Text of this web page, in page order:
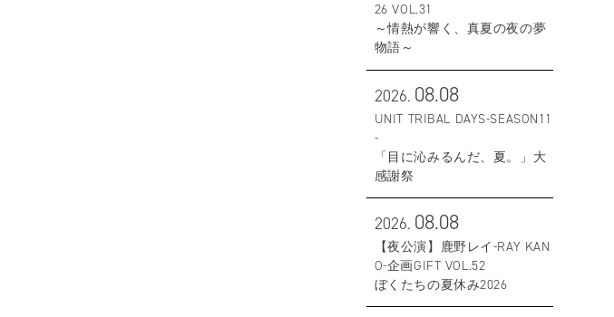
26 VOL.31
～情熱が響く、真夏の夜の夢
物語～
2026. 08.08
UNIT TRIBAL DAYS-SEASON11
-
「目に沁みるんだ、夏。」大
感謝祭
2026. 08.08
【夜公演】鹿野レイ-RAY KAN
O-企画GIFT VOL.52
ぼくたちの夏休み2026